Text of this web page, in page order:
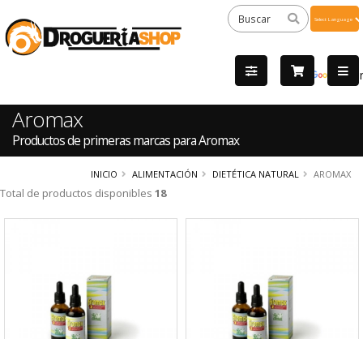
by
Aromax
Productos de primeras marcas para Aromax
INICIO ALIMENTACIÓN DIETÉTICA NATURAL AROMAX
Total de productos disponibles 18